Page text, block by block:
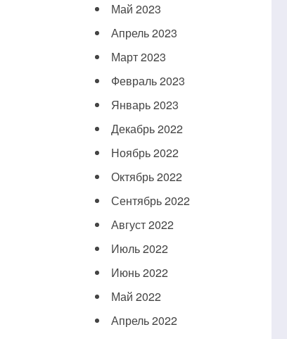
Май 2023
Апрель 2023
Март 2023
Февраль 2023
Январь 2023
Декабрь 2022
Ноябрь 2022
Октябрь 2022
Сентябрь 2022
Август 2022
Июль 2022
Июнь 2022
Май 2022
Апрель 2022